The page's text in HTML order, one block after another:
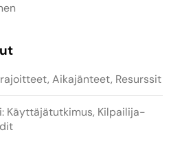
Aikajänteet, Resurssit
Käyttäjätutkimus, Kilpailija-